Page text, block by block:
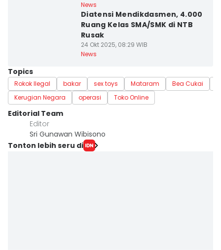
News
Diatensi Mendikdasmen, 4.000
Ruang Kelas SMA/SMK di NTB
Rusak
24 Okt 2025, 08:29 WIB
News
Topics
Rokok Ilegal bakar sex toys Mataram Bea Cukai
Kerugian Negara
operasi Toko Online
Editorial Team
Editor
Sri Gunawan Wibisono
Tonton lebih seru di